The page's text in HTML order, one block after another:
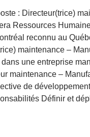
: Directeur(trice)
Ressources
reconnu au
maintenance –
une entreprise
maintenance –
de
Définir et